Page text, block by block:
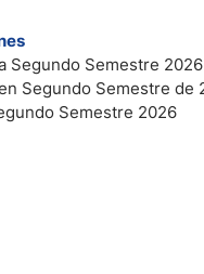
Segundo Semestre 2026
Segundo Semestre de
Semestre 2026